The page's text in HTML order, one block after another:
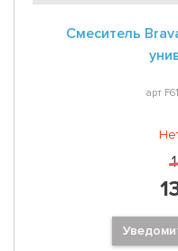
Смеситель
арт